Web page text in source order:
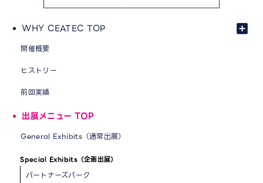
WHY CEATEC TOP
開催概要
ヒストリー
前回実績
出展メニュー TOP
General Exhibits（通常出展）
Special Exhibits（企画出展）
パートナーズパーク